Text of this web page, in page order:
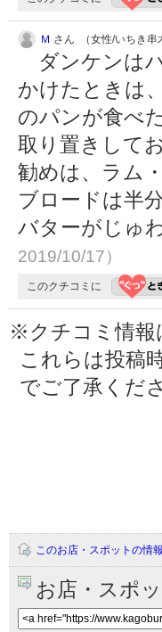
Ｍ さん （女性/いちき串
ダンケンは
かけたときは
のパンが食べ
取り置きして
勧めは、ラム
ブロードは半
バターがじゅ
2019/10/17）
このクチコミに
※クチコミ情報
これらは投稿
でご了承くだ
このお店・スポットの情
お店・スポ